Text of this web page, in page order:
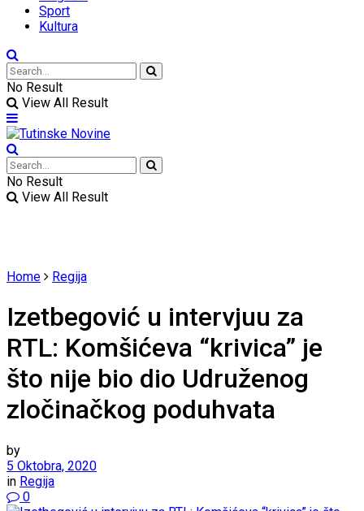
Sport
Kultura
No Result
View All Result
No Result
View All Result
Home Regija
Izetbegović u intervjuu za
RTL: Komšićeva “krivica” je
što nije bio dio Udruženog
zločinačkog poduhvata
by
5 Oktobra, 2020
in Regija
0